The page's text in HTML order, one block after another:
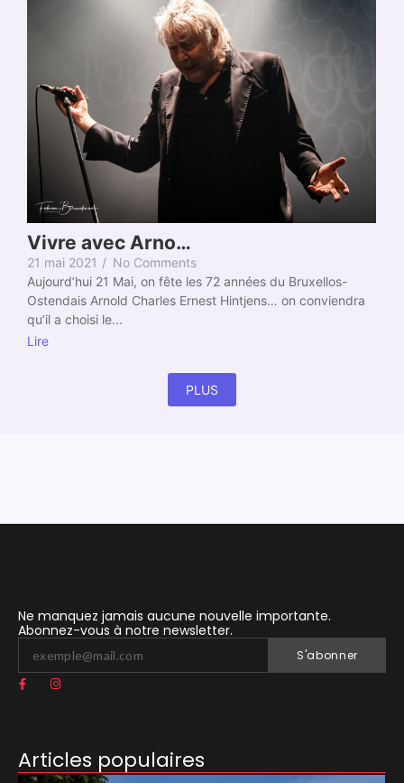
Vivre avec Arno…
21 mai 2021 / No Comments
Aujourd’hui 21 Mai, on fête les 72 années du Bruxellos-
Ostendais Arnold Charles Ernest Hintjens… on conviendra
qu’il a choisi le...
Lire
PLUS
Ne manquez jamais aucune nouvelle importante.
Abonnez-vous à notre newsletter.
S'abonner
Articles populaires